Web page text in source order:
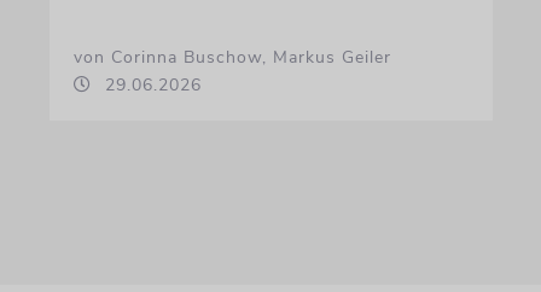
von Corinna Buschow, Markus Geiler
29.06.2026